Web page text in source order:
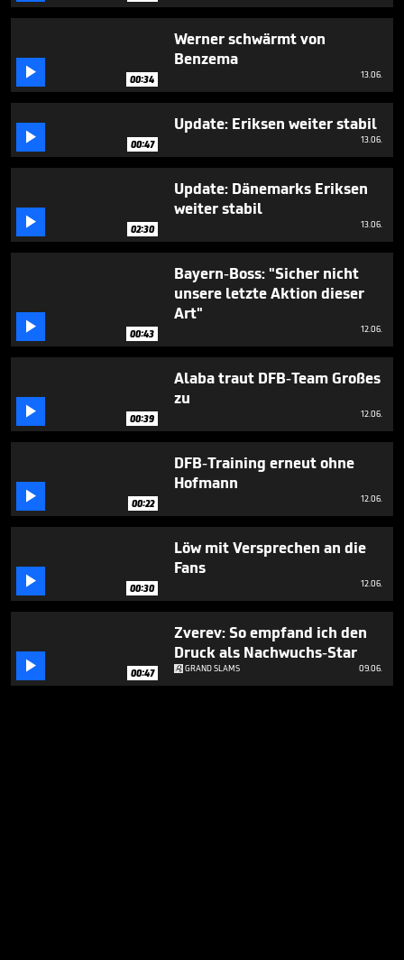
seconds
 00:34
Werner schwärmt von
Benzema
13.06.
 00:47
Update: Eriksen weiter stabil
13.06.
 02:30
Update: Dänemarks Eriksen
weiter stabil
13.06.
 00:43
Bayern-Boss: "Sicher nicht
unsere letzte Aktion dieser
Art"
12.06.
 00:39
Alaba traut DFB-Team Großes
zu
12.06.
 00:22
DFB-Training erneut ohne
Hofmann
12.06.
 00:30
Löw mit Versprechen an die
Fans
12.06.
 00:47
Zverev: So empfand ich den
Druck als Nachwuchs-Star
GRAND SLAMS 09.06.